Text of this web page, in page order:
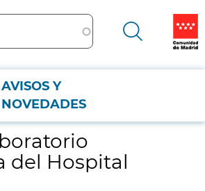
AVISOS Y
NOVEDADES
Ramón y Cajal.
del Hospital